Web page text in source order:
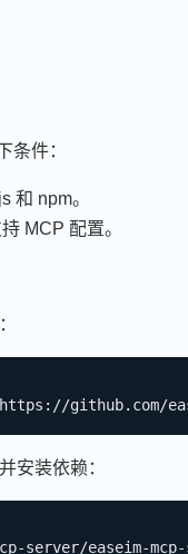
条件：
和 npm。
MCP 配置。
安装依赖：